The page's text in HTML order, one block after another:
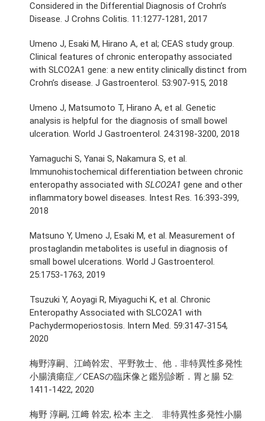
Considered in the Differential Diagnosis of Crohn’s
Disease. J Crohns Colitis. 11:1277-1281, 2017
Umeno J, Esaki M, Hirano A, et al; CEAS study group.
Clinical features of chronic enteropathy associated
with SLCO2A1 gene: a new entity clinically distinct from
Crohn’s disease. J Gastroenterol. 53:907-915, 2018
Umeno J, Matsumoto T, Hirano A, et al. Genetic
analysis is helpful for the diagnosis of small bowel
ulceration. World J Gastroenterol. 24:3198-3200, 2018
Yamaguchi S, Yanai S, Nakamura S, et al.
Immunohistochemical differentiation between chronic
enteropathy associated with SLCO2A1 gene and other
inflammatory bowel diseases. Intest Res. 16:393-399,
2018
Matsuno Y, Umeno J, Esaki M, et al. Measurement of
prostaglandin metabolites is useful in diagnosis of
small bowel ulcerations. World J Gastroenterol.
25:1753-1763, 2019
Tsuzuki Y, Aoyagi R, Miyaguchi K, et al. Chronic
Enteropathy Associated with SLCO2A1 with
Pachydermoperiostosis. Intern Med. 59:3147-3154,
2020
梅野淳嗣、江崎幹宏、平野敦士、他．非特異性多発性
小腸潰瘍症／CEASの臨床像と鑑別診断．胃と腸 52:
1411-1422, 2020
梅野 淳嗣, 江﨑 幹宏, 松本 主之. 非特異性多発性小腸